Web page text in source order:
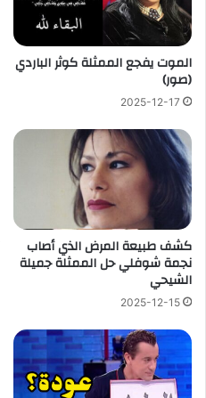
الموت يفجع الممثلة كوثر الباردي
(صور)
2025-12-17
كشف طبيعة المرض الذي أصاب
نجمة شوفلي حل الممثلة جميلة
الشيحي
2025-12-15